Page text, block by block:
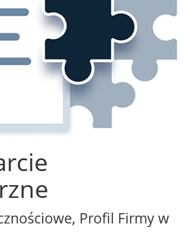
Profil Firmy w